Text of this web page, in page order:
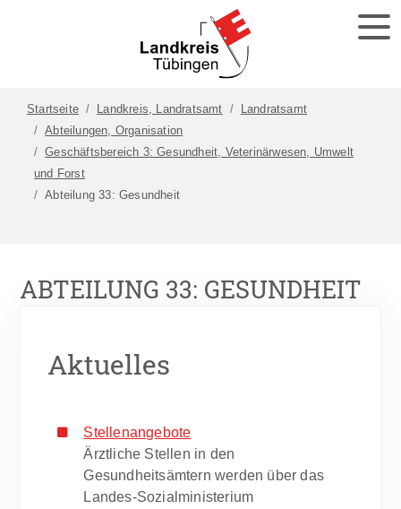
Startseite Landkreis, Landratsamt
Landratsamt
Abteilungen, Organisation
Geschäftsbereich 3: Gesundheit, Veterinärwesen, Umwelt
und Forst
Abteilung 33: Gesundheit
ABTEILUNG 33: GESUNDHEIT
Aktuelles
Stellenangebote
Ärztliche Stellen in den
Gesundheitsämtern werden über das
Landes-Sozialministerium